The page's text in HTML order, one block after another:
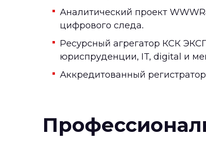
Аналитический проект
цифрового следа.
Ресурсный агрегатор КСК
юриспруденции, IT, digital и
Аккредитованный